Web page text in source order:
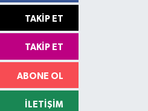
TAKIP ET
TAKIP ET
ABONE OL
İLETIŞIM